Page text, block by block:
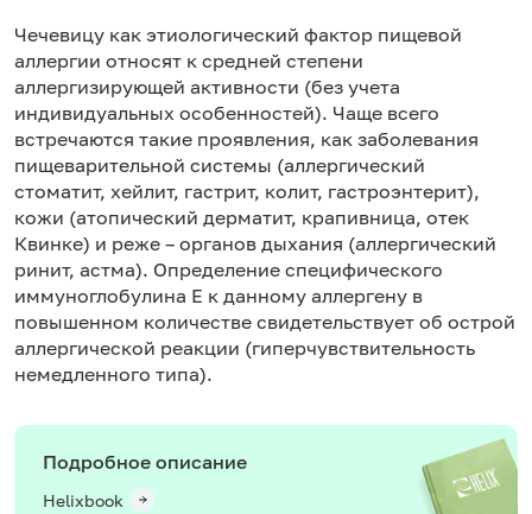
Чечевицу как этиологический фактор пищевой
аллергии относят к средней степени
аллергизирующей активности (без учета
индивидуальных особенностей). Чаще всего
встречаются такие проявления, как заболевания
пищеварительной системы (аллергический
стоматит, хейлит, гастрит, колит, гастроэнтерит),
кожи (атопический дерматит, крапивница, отек
Квинке) и реже – органов дыхания (аллергический
ринит, астма). Определение специфического
иммуноглобулина Е к данному аллергену в
повышенном количестве свидетельствует об острой
аллергической реакции (гиперчувствительность
немедленного типа).
Подробное описание
Helixbook